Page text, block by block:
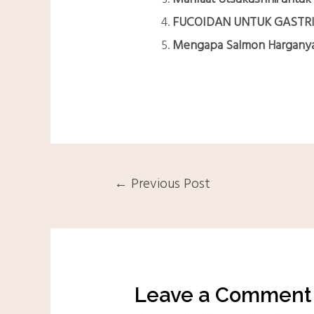
FUCOIDAN UNTUK
Mengapa Salmon
← Previous Post
Leave a Comment